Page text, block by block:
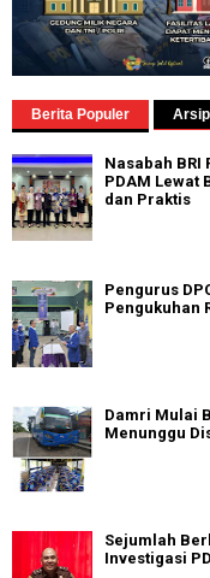
Berita Populer Arsip
Nasabah
PDAM Lewat
dan Praktis
Pengurus
Pengukuhan
Damri Mulai
Menunggu
Sejumlah
Investigasi